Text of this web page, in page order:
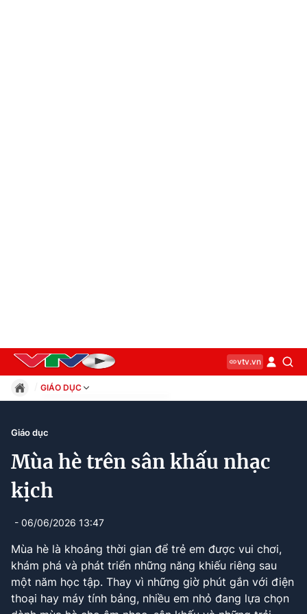
vtv.vn
GIÁO DỤC
Xã hội
Thế giới
Công nghệ
Current
0:12 / Duration
2:56
Giáo dục
Mùa hè trên sân khấu nhạc
kịch
- 06/06/2026 13:47
Mùa hè là khoảng thời gian để trẻ em được vui chơi,
khám phá và phát triển những năng khiếu riêng sau
một năm học tập. Thay vì những giờ phút gắn với điện
thoại hay máy tính bảng, nhiều em nhỏ đang lựa chọn